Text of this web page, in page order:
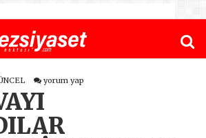
yorum yap